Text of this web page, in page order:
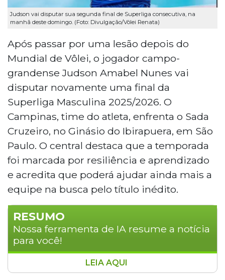
Judson vai disputar sua segunda final de Superliga consecutiva, na
manhã deste domingo. (Foto: Divulgação/Vôlei Renata)
Após passar por uma lesão depois do
Mundial de Vôlei, o jogador campo-
grandense Judson Amabel Nunes vai
disputar novamente uma final da
Superliga Masculina 2025/2026. O
Campinas, time do atleta, enfrenta o Sada
Cruzeiro, no Ginásio do Ibirapuera, em São
Paulo. O central destaca que a temporada
foi marcada por resiliência e aprendizado
e acredita que poderá ajudar ainda mais a
equipe na busca pelo título inédito.
RESUMO
Nossa ferramenta de IA resume a notícia
para você!
O jogador campo-grandense Judson
LEIA AQUI